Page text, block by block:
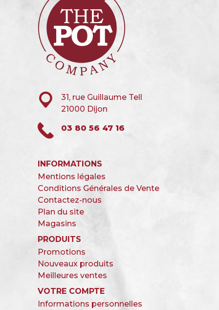
31, rue Guillaume Tell
21000 Dijon
03 80 56 47 16
INFORMATIONS
Mentions légales
Conditions Générales de Vente
Contactez-nous
Plan du site
Magasins
PRODUITS
Promotions
Nouveaux produits
Meilleures ventes
VOTRE COMPTE
Informations personnelles